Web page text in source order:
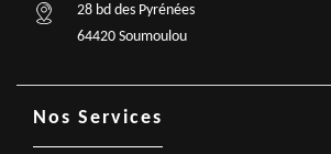
28 bd des Pyrénées
64420 Soumoulou
Nos Services